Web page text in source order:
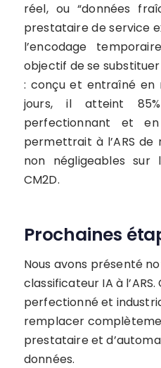
réel, ou “données
prestataire de service
l’encodage
objectif de se
: conçu et entraîné en
jours, il atteint
perfectionnant et en
permettrait à l’ARS de
non négligeables
CM2D.
Prochaines
Nous avons présenté
classificateur IA à
perfectionné et
remplacer
prestataire et
données.